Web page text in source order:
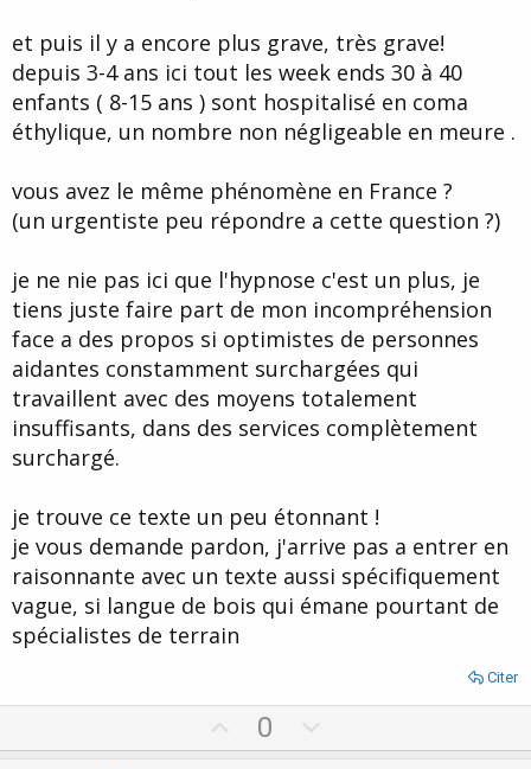
et puis il y a encore plus grave, très grave!
depuis 3-4 ans ici tout les week ends 30 à 40
enfants ( 8-15 ans ) sont hospitalisé en coma
éthylique, un nombre non négligeable en meure .
vous avez le même phénomène en France ?
(un urgentiste peu répondre a cette question ?)
je ne nie pas ici que l'hypnose c'est un plus, je
tiens juste faire part de mon incompréhension
face a des propos si optimistes de personnes
aidantes constamment surchargées qui
travaillent avec des moyens totalement
insuffisants, dans des services complètement
surchargé.
je trouve ce texte un peu étonnant !
je vous demande pardon, j'arrive pas a entrer en
raisonnante avec un texte aussi spécifiquement
vague, si langue de bois qui émane pourtant de
spécialistes de terrain
Citer
p
0
o